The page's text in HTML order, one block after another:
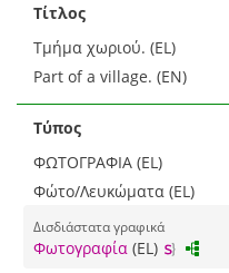
Τίτλος
Τμήμα χωριού. (EL)
Part of a village. (EN)
Τύπος
ΦΩΤΟΓΡΑΦΙΑ (EL)
Φώτο/Λευκώματα (EL)
Δισδιάστατα γραφικά
Φωτογραφία (EL)